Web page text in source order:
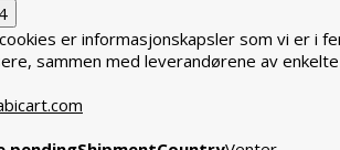
4
er informasjonskapsler som vi er i
sammen med leverandørene av enkelte